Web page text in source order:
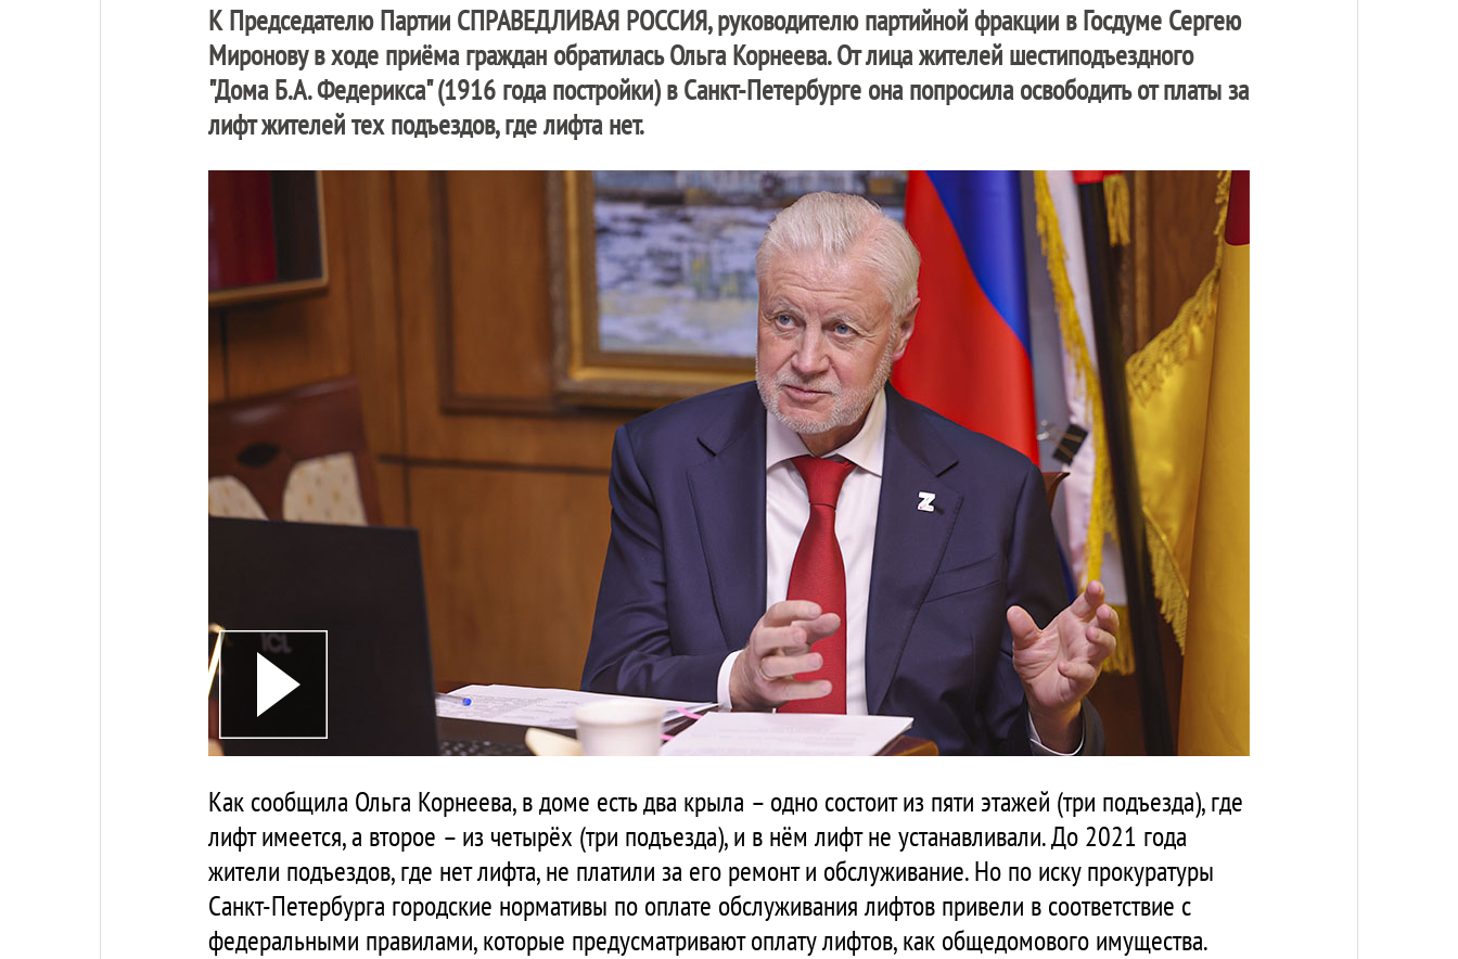
К Председателю Партии СПРАВЕДЛИВАЯ РОССИЯ, руководителю партийной фракции в Госдуме Сергею
Миронову в ходе приёма граждан обратилась Ольга Корнеева. От лица жителей шестиподъездного
"Дома Б.А. Федерикса" (1916 года постройки) в Санкт-Петербурге она попросила освободить от платы за
лифт жителей тех подъездов, где лифта нет.
Как сообщила Ольга Корнеева, в доме есть два крыла – одно состоит из пяти этажей (три подъезда), где
лифт имеется, а второе – из четырёх (три подъезда), и в нём лифт не устанавливали. До 2021 года
жители подъездов, где нет лифта, не платили за его ремонт и обслуживание. Но по иску прокуратуры
Санкт-Петербурга городские нормативы по оплате обслуживания лифтов привели в соответствие с
федеральными правилами, которые предусматривают оплату лифтов, как общедомового имущества.